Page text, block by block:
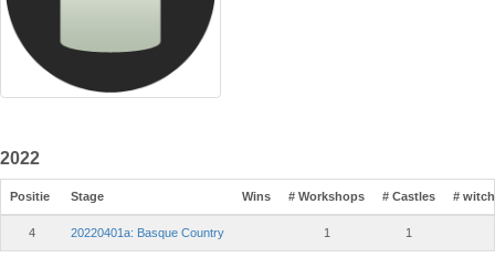
2022
Positie Stage Wins # Workshops # Castles #
4 20220401a: Basque Country 1 1